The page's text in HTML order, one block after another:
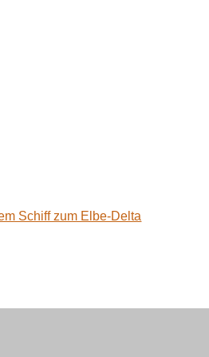
Schiff zum Elbe-Delta